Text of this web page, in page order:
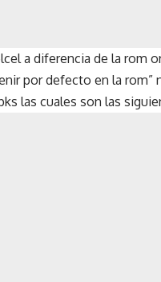
a diferencia de la rom
por defecto en la rom”
las cuales son las